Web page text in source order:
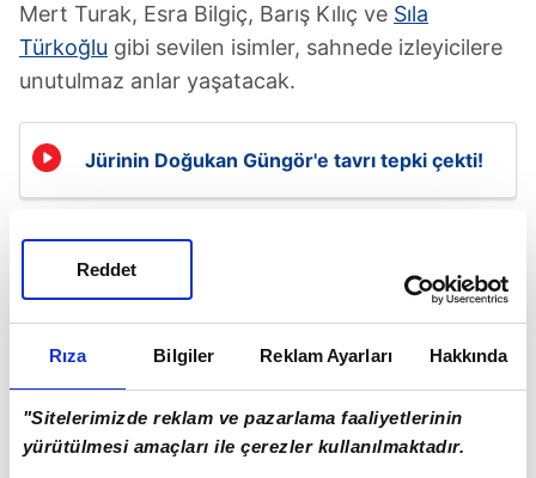
Rıza Bilgiler Reklam Ayarları Hakkında
"Sitelerimizde reklam ve pazarlama faaliyetlerinin
yürütülmesi amaçları ile çerezler kullanılmaktadır.
Reddet
Mert Turak, Esra Bilgiç, Barış Kılıç ve Sıla
Türkoğlu gibi sevilen isimler, sahnede izleyicilere
unutulmaz anlar yaşatacak.
Jürinin Doğukan Güngör'e tavrı tepki çekti!